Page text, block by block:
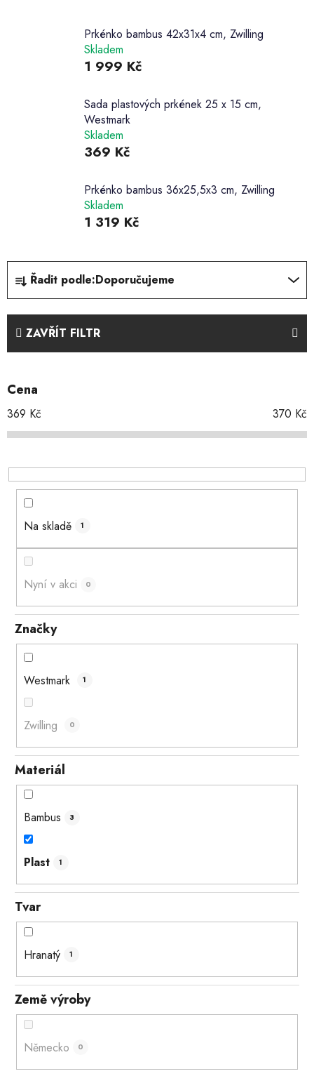
Prkénko bambus 42x31x4 cm, Zwilling
Skladem
1 999 Kč
Sada plastových prkének 25 x 15 cm,
Westmark
Skladem
369 Kč
Prkénko bambus 36x25,5x3 cm, Zwilling
Skladem
1 319 Kč
Ř
z
í
p
r
o
d
k
t
Řadit podle:Doporučujeme
ZAVŘÍT FILTR
Cena
369 Kč 370 Kč
Na skladě 1
Nyní v akci 0
Značky
Westmark 1
Zwilling 0
Materiál
Bambus 3
Plast 1
Tvar
Hranatý 1
Země výroby
Německo 0